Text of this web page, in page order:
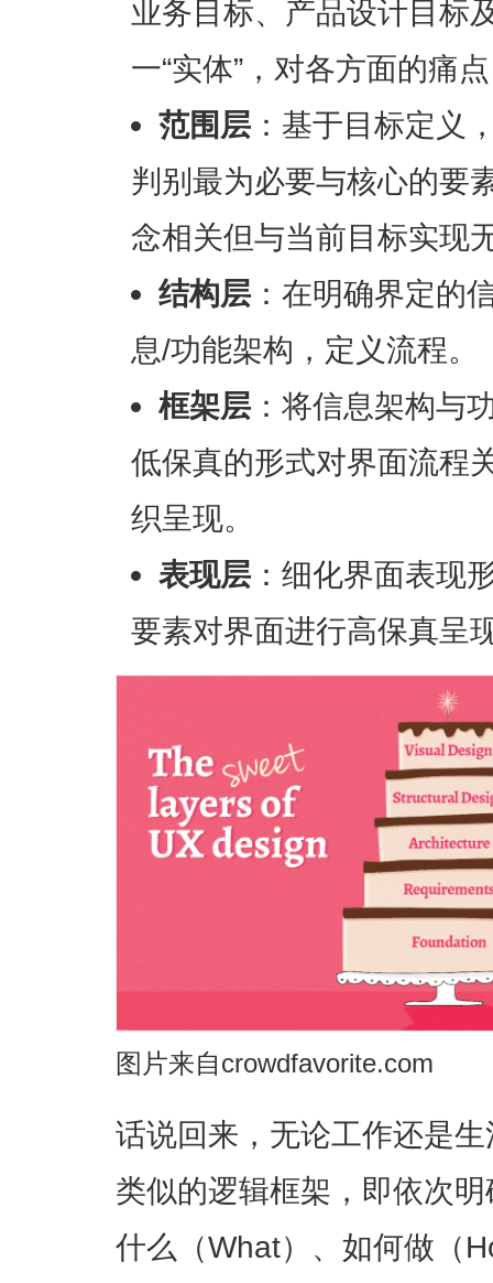
业务目标、产品设计目标
一“实体”，对各方面的痛
范围层：基于目标定义
判别最为必要与核心的要
念相关但与当前目标实现
结构层：在明确界定的
息/功能架构，定义流程。
框架层：将信息架构与
低保真的形式对界面流程
织呈现。
表现层：细化界面表现
要素对界面进行高保真呈
图片来自crowdfavorite.com
话说回来，无论工作还是
类似的逻辑框架，即依次
什么（What）、如何做（